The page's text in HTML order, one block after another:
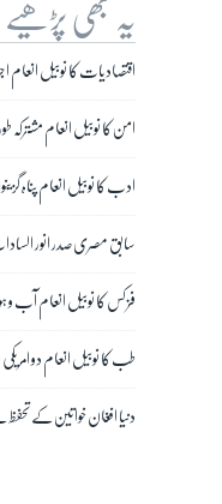
یہ بھی پڑھیے
اقتصادیات کا نوبیل
امن کا نوبیل انعام مشترکہ
ادب کا نوبیل انعام پناہ
سابق مصری صدر انور
فزکس کا نوبیل انعام آب و
طب کا نوبیل انعام دو
دنیا افغان خواتین کے